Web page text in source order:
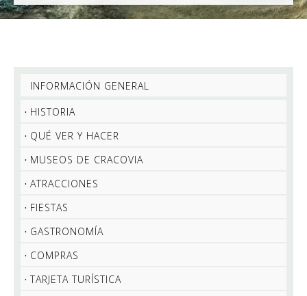
INFORMACIÓN GENERAL
HISTORIA
QUÉ VER Y HACER
MUSEOS DE CRACOVIA
ATRACCIONES
FIESTAS
GASTRONOMÍA
COMPRAS
TARJETA TURÍSTICA